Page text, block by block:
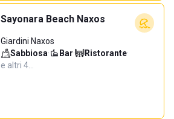
Sayonara Beach Naxos
Giardini Naxos
Sabbiosa· Bar· Ristorante·
e altri 4…